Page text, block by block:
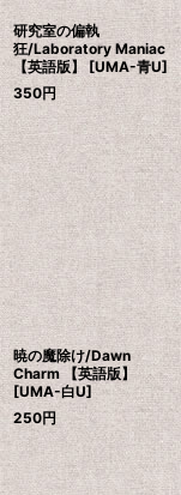
研究室の偏執
狂/Laboratory Maniac
【英語版】 [UMA-青U]
350円
暁の魔除け/Dawn
Charm 【英語版】
[UMA-白U]
250円